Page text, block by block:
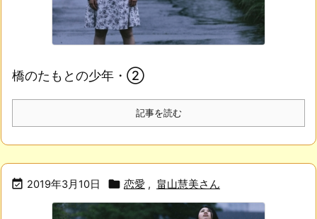
橋のたもとの少年・②
記事を読む
 2019年3月10日  恋愛 , 畠山慧美さん